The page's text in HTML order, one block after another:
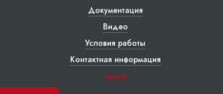
Документация
Видео
Условия работы
Контактная информация
Акции